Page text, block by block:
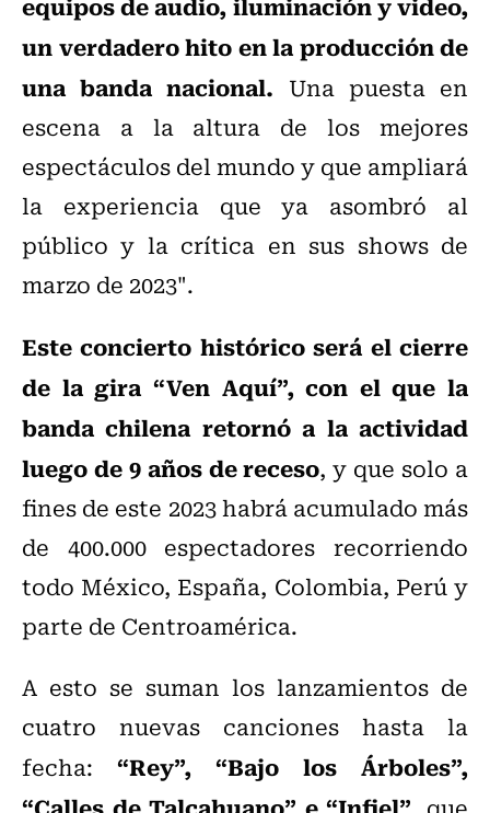
un verdadero hito en la producción de
una banda nacional. Una puesta en
escena a la altura de los mejores
espectáculos del mundo y que ampliará
la experiencia que ya asombró al
público y la crítica en sus shows de
marzo de 2023".
Este concierto histórico será el cierre
de la gira “Ven Aquí”, con el que la
banda chilena retornó a la actividad
luego de 9 años de receso, y que solo a
fines de este 2023 habrá acumulado más
de 400.000 espectadores recorriendo
todo México, España, Colombia, Perú y
parte de Centroamérica.
A esto se suman los lanzamientos de
cuatro nuevas canciones hasta la
fecha: “Rey”, “Bajo los Árboles”,